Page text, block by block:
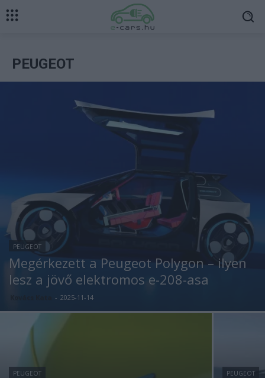
PEUGEOT
PEUGEOT
Megérkezett a Peugeot Polygon – ilyen
lesz a jövő elektromos e-208-asa
- 2025-11-14
PEUGEOT PEUGEOT